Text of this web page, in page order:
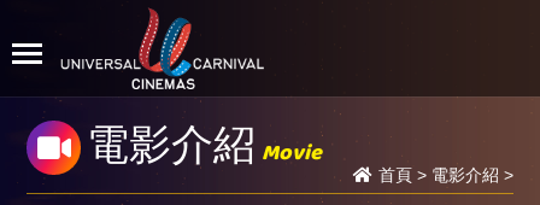
電影介紹 Movie
首頁> 電影介紹 >